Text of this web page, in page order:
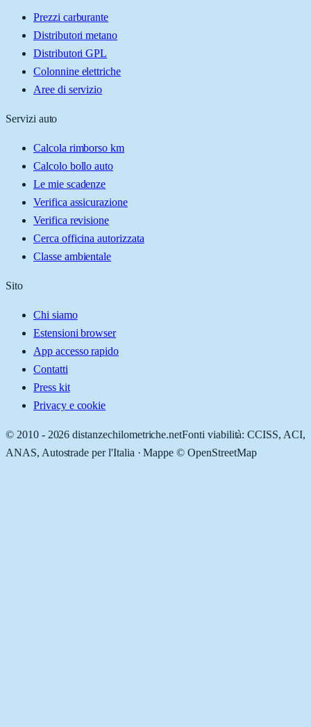
Prezzi carburante
Distributori metano
Distributori GPL
Colonnine elettriche
Aree di servizio
Servizi auto
Calcola rimborso km
Calcolo bollo auto
Le mie scadenze
Verifica assicurazione
Verifica revisione
Cerca officina autorizzata
Classe ambientale
Sito
Chi siamo
Estensioni browser
App accesso rapido
Contatti
Press kit
Privacy e cookie
© 2010 - 2026 distanzechilometriche.netFonti viabilità: CCISS, ACI,
ANAS, Autostrade per l'Italia · Mappe © OpenStreetMap